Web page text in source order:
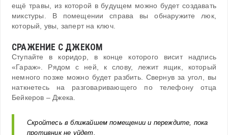
ещё травы, из которой в будущем можно будет создавать
микстуры. В помещении справа вы обнаружите люк,
который, увы, заперт на ключ.
СРАЖЕНИЕ С ДЖЕКОМ
Ступайте в коридор, в конце которого висит надпись
«Гараж». Рядом с ней, к слову, лежит ящик, который
немного позже можно будет разбить. Свернув за угол, вы
наткнетесь на разговаривающего по телефону отца
Бейкеров – Джека.
Скройтесь в ближайшем помещении и переждите, пока
противник не уйдет.